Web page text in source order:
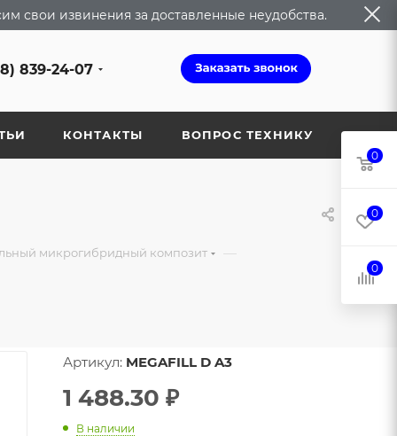
свои извинения за доставленные неудобства.
839-24-07
КОНТАКТЫ ВОПРОС ТЕХНИКУ
микрогибридный композит —
Артикул: MEGAFILL D A3
1 488.30 ₽
В наличии
0
0
0